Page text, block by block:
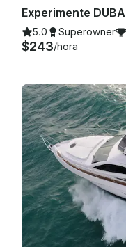
5.0 Superowner
$243/hora